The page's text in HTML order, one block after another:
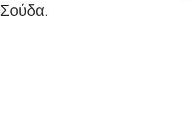
Σούδα.